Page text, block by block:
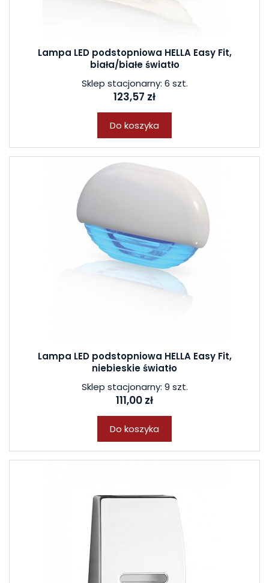
Lampa LED podstopniowa HELLA Easy Fit,
biała/białe światło
Sklep stacjonarny: 6 szt.
123,57 zł
Do koszyka
Lampa LED podstopniowa HELLA Easy Fit,
niebieskie światło
Sklep stacjonarny: 9 szt.
111,00 zł
Do koszyka